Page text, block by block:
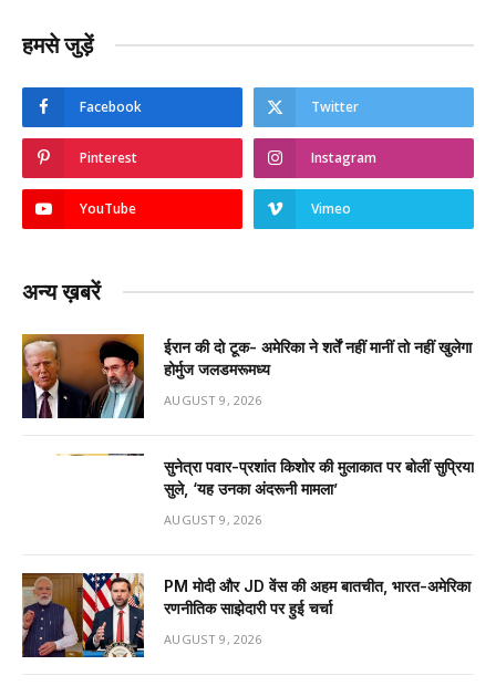
हमसे जुड़ें
Facebook Twitter
Pinterest Instagram
YouTube Vimeo
अन्य ख़बरें
ईरान की दो टूक- अमेरिका ने शर्तें नहीं मानीं तो नहीं खुलेगा
होर्मुज जलडमरूमध्य
AUGUST 9, 2026
सुनेत्रा पवार-प्रशांत किशोर की मुलाकात पर बोलीं सुप्रिया
सुले, ‘यह उनका अंदरूनी मामला’
AUGUST 9, 2026
PM मोदी और JD वेंस की अहम बातचीत, भारत-अमेरिका
रणनीतिक साझेदारी पर हुई चर्चा
AUGUST 9, 2026